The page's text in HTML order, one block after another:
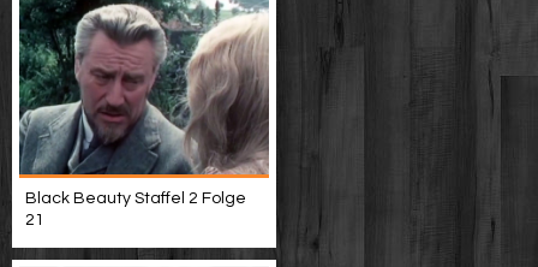
Black Beauty Staffel 2 Folge
21